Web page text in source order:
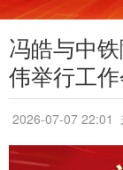
冯皓与中
伟举行工
2026-07-07 22:01